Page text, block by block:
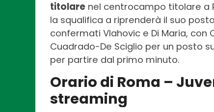
titolare nel centrocampo titolare a
la squalifica a riprenderà il suo
confermati Vlahovic e Di Maria, con
Cuadrado-De Sciglio per un posto
per partire dal primo minuto.
Orario di Roma –
streaming